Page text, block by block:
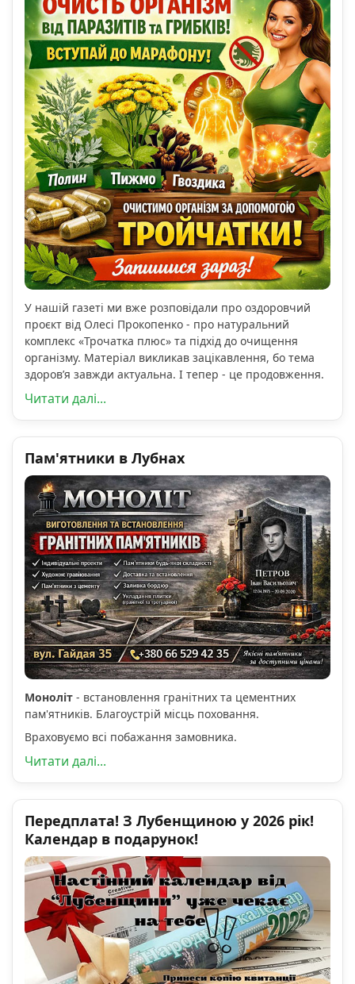
У нашій газеті ми вже розповідали про оздоровчий
проєкт від Олесі Прокопенко - про натуральний
комплекс «Трочатка плюс» та підхід до очищення
організму. Матеріал викликав зацікавлення, бо тема
здоров’я завжди актуальна. І тепер - це продовження.
Читати далі...
Пам'ятники в Лубнах
Моноліт - встановлення гранітних та цементних
пам'ятників. Благоустрій місць поховання.
Враховуємо всі побажання замовника.
Читати далі...
Передплата! З Лубенщиною у 2026 рік!
Календар в подарунок!